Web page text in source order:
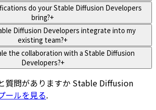
do your Stable Diffusion Developers
bring?+
Diffusion Developers integrate into my
existing team?+
the collaboration with a Stable Diffusion
Developers?+
質問がありますか Stable Diffusion
ールを見る.